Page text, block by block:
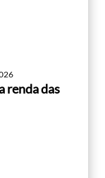
renda das